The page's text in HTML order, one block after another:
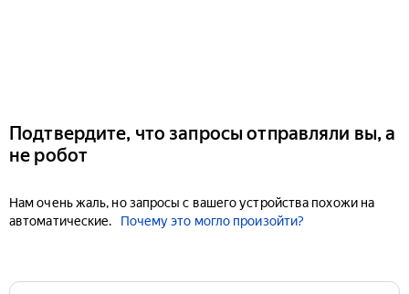
Подтвердите, что запросы отправляли вы, а
не робот
Нам очень жаль, но запросы с вашего устройства похожи на
автоматические.
Почему это могло произойти?